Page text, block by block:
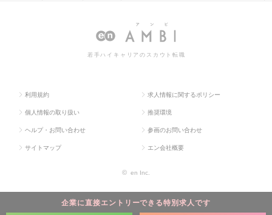
企業に直接エントリーできる特別求人です
若手ハイキャリアのスカウト転職
利用規約 求人情報に関するポリシー
個人情報の取り扱い 推奨環境
ヘルプ・お問い合わせ 参画のお問い合わせ
サイトマップ エン会社概要
© en Inc.